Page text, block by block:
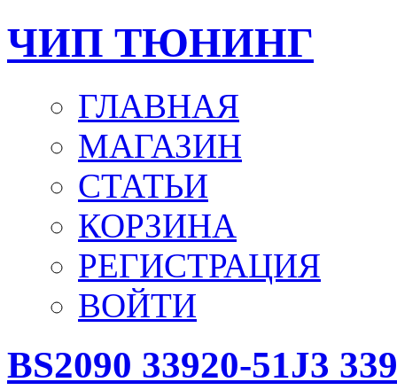
ЧИП ТЮНИНГ
ГЛАВНАЯ
МАГАЗИН
СТАТЬИ
КОРЗИНА
РЕГИСТРАЦИЯ
ВОЙТИ
BS2090 33920-51J3